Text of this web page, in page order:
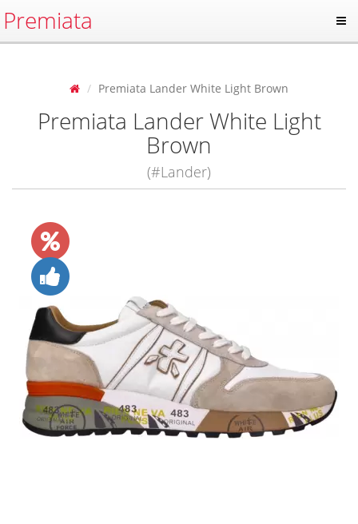
Premiata
Premiata Lander White Light Brown
Premiata Lander White Light
Brown
(#Lander)